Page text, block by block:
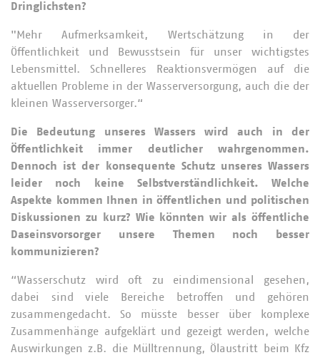
Dringlichsten?
"Mehr Aufmerksamkeit, Wertschätzung in der
Öffentlichkeit und Bewusstsein für unser wichtigstes
Lebensmittel. Schnelleres Reaktionsvermögen auf die
aktuellen Probleme in der Wasserversorgung, auch die der
kleinen Wasserversorger.“
Die Bedeutung unseres Wassers wird auch in der
Öffentlichkeit immer deutlicher wahrgenommen.
Dennoch ist der konsequente Schutz unseres Wassers
leider noch keine Selbstverständlichkeit. Welche
Aspekte kommen Ihnen in öffentlichen und politischen
Diskussionen zu kurz? Wie könnten wir als öffentliche
Daseinsvorsorger unsere Themen noch besser
kommunizieren?
“Wasserschutz wird oft zu eindimensional gesehen,
dabei sind viele Bereiche betroffen und gehören
zusammengedacht. So müsste besser über komplexe
Zusammenhänge aufgeklärt und gezeigt werden, welche
Auswirkungen z.B. die Mülltrennung, Ölaustritt beim Kfz